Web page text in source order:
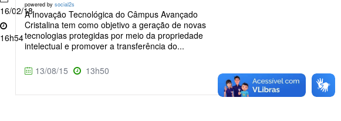
16/02/18
16h54
powered bysocial2s
A Inovação Tecnológica do Câmpus Avançado
Cristalina tem como objetivo a geração de novas
tecnologias protegidas por meio da propriedade
intelectual e promover a transferência do...
13/08/15 13h50